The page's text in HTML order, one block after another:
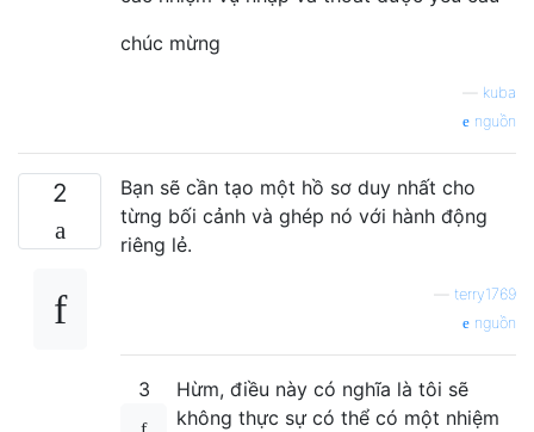
chúc mừng
kuba
nguồn
2
Bạn sẽ cần tạo một hồ sơ duy nhất cho
từng bối cảnh và ghép nó với hành động
riêng lẻ.
terry1769
nguồn
3
Hừm, điều này có nghĩa là tôi sẽ
không thực sự có thể có một nhiệm